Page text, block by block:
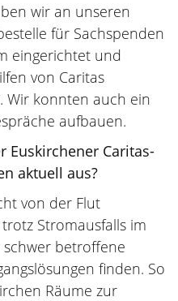
wir an unseren
für Sachspenden
eingerichtet und
von Caritas
Wir konnten auch ein
aufbauen.
Euskirchener Caritas-
aktuell aus?
von der Flut
Stromausfalls im
betroffene
finden. So
Räume zur